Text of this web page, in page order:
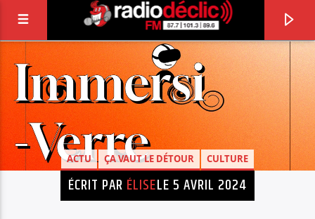
RADIO DÉCLIC
VOTRE RADIO ASSOCIATIVE EN TERRES DE
LORRAINE
ACTU ÇA VAUT LE DÉTOUR CULTURE
ÉCRIT PAR ÉLISELE 5 AVRIL 2024